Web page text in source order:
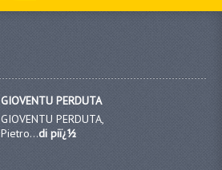
GIOVENTU PERDUTA
GIOVENTU PERDUTA,
Pietro...di piï¿½